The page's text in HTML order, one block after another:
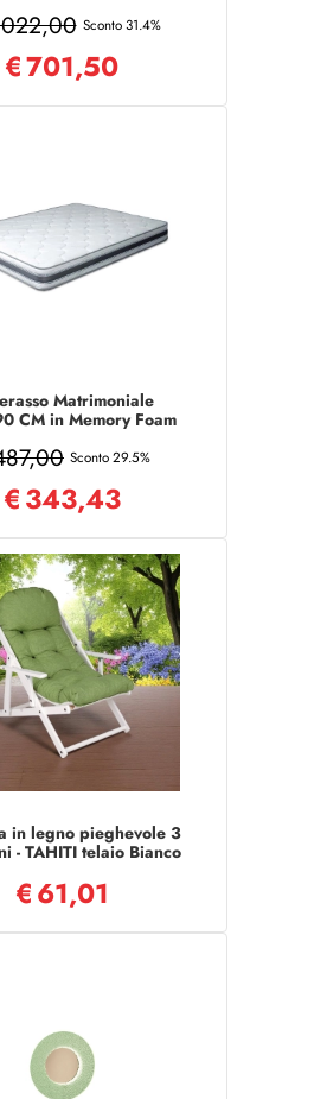
Sconto 31.4%
€701,50
Matrimoniale
CM in Memory Foam
Sconto 29.5%
€343,43
in legno pieghevole 3
- TAHITI telaio Bianco
€61,01